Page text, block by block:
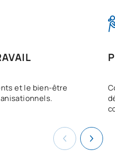
et le bien-être